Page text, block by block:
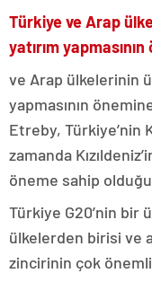
Türkiye ve Arap
yatırım
ve Arap ülkelerinin
yapmasının
Etreby, Türkiye’nin
zamanda
öneme sahip
Türkiye G20’nin bir
ülkelerden birisi ve
zincirinin çok